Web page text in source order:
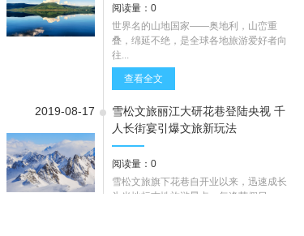
阅读量：0
世界名的山地国家——奥地利，山峦重
叠，绵延不绝，是全球各地旅游爱好者向
往...
查看全文
2019-08-17
雪松文旅丽江大研花巷登陆央视 千
人长街宴引爆文旅新玩法
阅读量：0
雪松文旅旗下花巷自开业以来，迅速成长
为当地标志性旅游景点，每逢节假日，